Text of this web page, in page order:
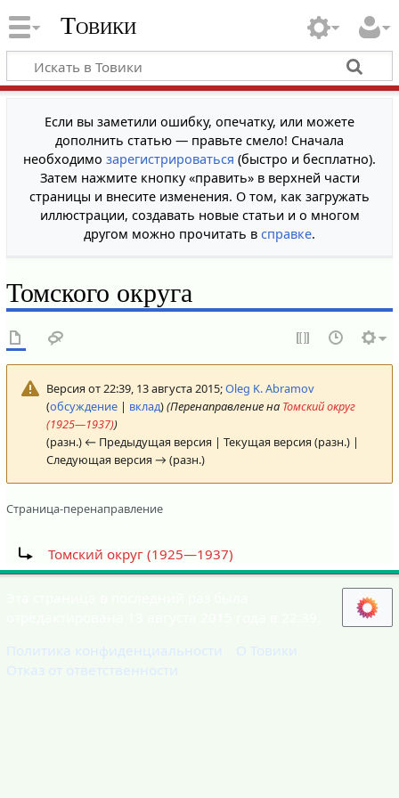
Товики
Если вы заметили ошибку, опечатку, или можете
дополнить статью — правьте смело! Сначала
необходимо зарегистрироваться (быстро и бесплатно).
Затем нажмите кнопку «править» в верхней части
страницы и внесите изменения. О том, как загружать
иллюстрации, создавать новые статьи и о многом
другом можно прочитать в справке.
Томского округа
Версия от 22:39, 13 августа 2015;Oleg K. Abramov
(обсуждение| вклад)(Перенаправление на Томский округ
(1925—1937))
(разн.) ← Предыдущая версия | Текущая версия (разн.) |
Следующая версия → (разн.)
Страница-перенаправление
Томский округ (1925—1937)